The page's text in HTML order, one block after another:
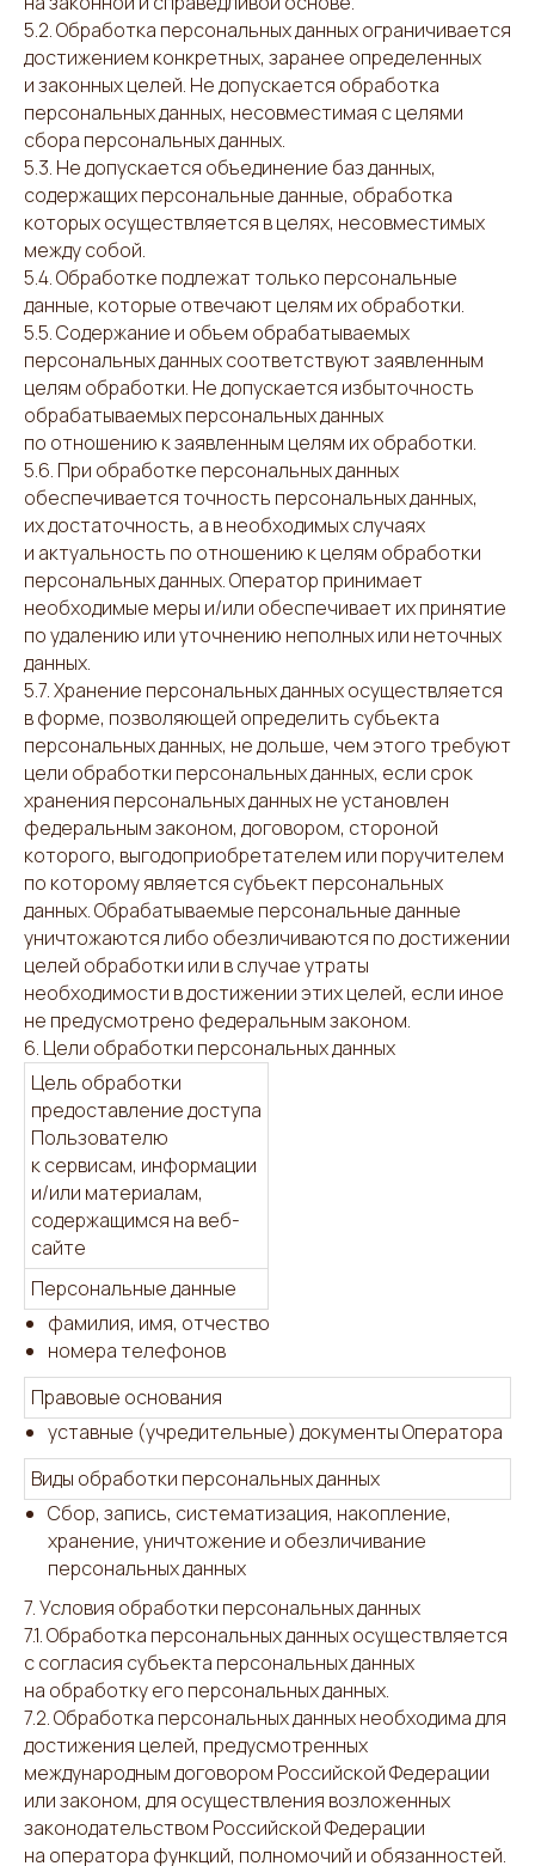
5.2. Обработка персональных данных ограничивается
достижением конкретных, заранее определенных
и законных целей. Не допускается обработка
персональных данных, несовместимая с целями
сбора персональных данных.
5.3. Не допускается объединение баз данных,
содержащих персональные данные, обработка
которых осуществляется в целях, несовместимых
между собой.
5.4. Обработке подлежат только персональные
данные, которые отвечают целям их обработки.
5.5. Содержание и объем обрабатываемых
персональных данных соответствуют заявленным
целям обработки. Не допускается избыточность
обрабатываемых персональных данных
по отношению к заявленным целям их обработки.
5.6. При обработке персональных данных
обеспечивается точность персональных данных,
их достаточность, а в необходимых случаях
и актуальность по отношению к целям обработки
персональных данных. Оператор принимает
необходимые меры и/или обеспечивает их принятие
по удалению или уточнению неполных или неточных
данных.
5.7. Хранение персональных данных осуществляется
в форме, позволяющей определить субъекта
персональных данных, не дольше, чем этого требуют
цели обработки персональных данных, если срок
хранения персональных данных не установлен
федеральным законом, договором, стороной
которого, выгодоприобретателем или поручителем
по которому является субъект персональных
данных. Обрабатываемые персональные данные
уничтожаются либо обезличиваются по достижении
целей обработки или в случае утраты
необходимости в достижении этих целей, если иное
не предусмотрено федеральным законом.
6. Цели обработки персональных данных
Цель обработки
предоставление доступа
Пользователю
к сервисам, информации
и/или материалам,
содержащимся на веб-
сайте
Персональные данные
фамилия, имя, отчество
номера телефонов
Правовые основания
уставные (учредительные) документы Оператора
Виды обработки персональных данных
Сбор, запись, систематизация, накопление,
хранение, уничтожение и обезличивание
персональных данных
7. Условия обработки персональных данных
7.1. Обработка персональных данных осуществляется
с согласия субъекта персональных данных
на обработку его персональных данных.
7.2. Обработка персональных данных необходима для
достижения целей, предусмотренных
международным договором Российской Федерации
или законом, для осуществления возложенных
законодательством Российской Федерации
на оператора функций, полномочий и обязанностей.